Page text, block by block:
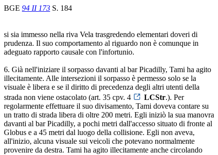
BGE 94 II 173 S. 184
si sia immesso nella riva Vela trasgredendo elementari doveri di
prudenza. Il suo comportamento al riguardo non è comunque in
adeguato rapporto causale con l'infortunio.
6. Già nell'iniziare il sorpasso davanti al bar Picadilly, Tami ha agito
illecitamente. Alle intersezioni il sorpasso è permesso solo se la
visuale è libera e se il diritto di precedenza degli altri utenti della
strada non viene ostacolato (art. 35 cpv. 4
LCStr.). Per
regolarmente effettuare il suo divisamento, Tami doveva contare su
un tratto di strada libera di oltre 200 metri. Egli iniziò la sua manovra
davanti al bar Picadilly, a pochi metri dall'accesso situato di fronte al
Globus e a 45 metri dal luogo della collisione. Egli non aveva,
all'inizio, alcuna visuale sui veicoli che potevano normalmente
provenire da destra. Tami ha agito illecitamente anche circolando